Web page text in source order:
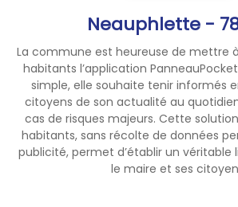
Neauphlette -
La commune est heureuse de mettre
habitants l’application
simple, elle souhaite tenir informés
citoyens de son actualité au
cas de risques majeurs. Cette
habitants, sans récolte de données
publicité, permet d’établir un véritable
le maire et ses
* Déchets acceptés
tailles, feuilles, branches
inférieures à 2,5 mètres.
Quantité limitéeà une
remorque à chaque
NB: Pour les quantités plus
importantes, la
de Flacourt devra être